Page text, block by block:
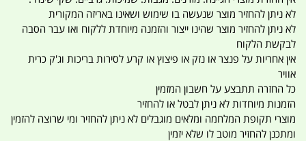
לא ניתן להחזיר מוצר שנעשה בו שימוש ושאינו באריזה המקורית
לא ניתן להחזיר מוצר שהינו ייצור והזמנה מיוחדת ללקוח ואו עבר הסבה
לבקשת הלקוח
אין אחריות על פנצר או נזק או פיצוץ או קרע לסירות בריכות וג'ק כרית
אוויר
כל החזרה תתבצע על חשבון המזמין
הזמנות מיוחדות לא ניתן לבטל או להחזיר
מוצרי תקופת המלחמה ומלאים מוגבלים לא ניתן להחזיר ומי שרוצה להזמין
ומתכנן להחזיר מוטב לו שלא יזמין